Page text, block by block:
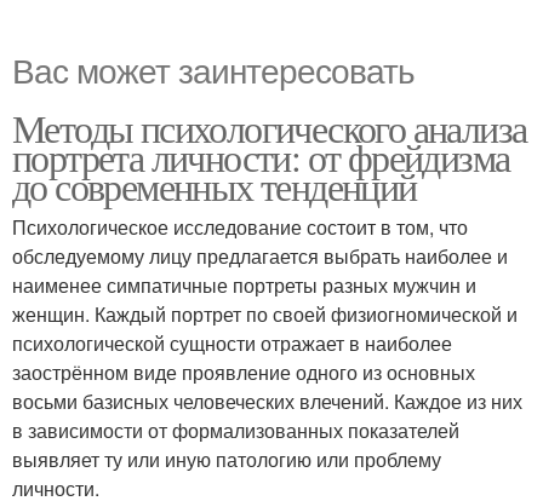
Вас может заинтересовать
Методы психологического анализа
портрета личности: от фрейдизма
до современных тенденций
Психологическое исследование состоит в том, что
обследуемому лицу предлагается выбрать наиболее и
наименее симпатичные портреты разных мужчин и
женщин. Каждый портрет по своей физиогномической и
психологической сущности отражает в наиболее
заострённом виде проявление одного из основных
восьми базисных человеческих влечений. Каждое из них
в зависимости от формализованных показателей
выявляет ту или иную патологию или проблему
личности.